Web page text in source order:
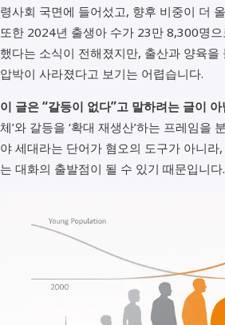
령사회 국면에 들어섰고, 향후 비중이 더
또한 2024년 출생아 수가 23만 8,300명
했다는 소식이 전해졌지만, 출산과 양육을
압박이 사라졌다고 보기는 어렵습니다.
이 글은 “갈등이 없다”고 말하려는 글이
체’와 갈등을 ‘확대 재생산’하는 프레임을
야 세대라는 단어가 혐오의 도구가 아니
는 대화의 출발점이 될 수 있기 때문입니다.